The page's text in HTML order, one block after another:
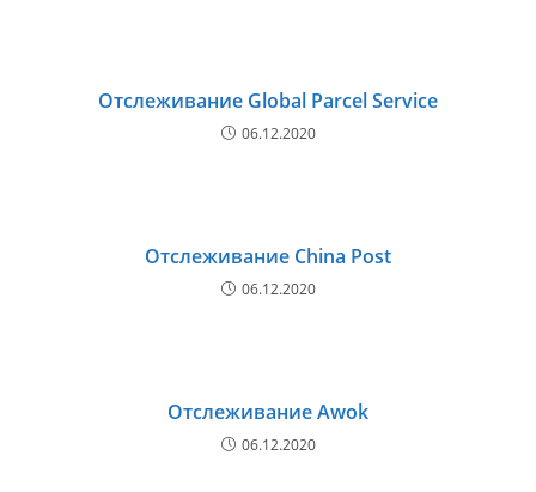
Отслеживание Global Parcel Service
06.12.2020
Отслеживание China Post
06.12.2020
Отслеживание Awok
06.12.2020